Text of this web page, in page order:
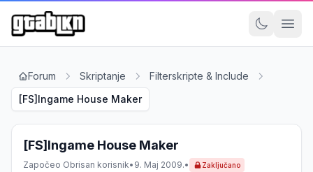
Forum Skriptanje
Filterskripte & Include
[FS]Ingame House Maker
[FS]Ingame House Maker
Započeo Obrisan korisnik• 9. Maj 2009.• Zaključano